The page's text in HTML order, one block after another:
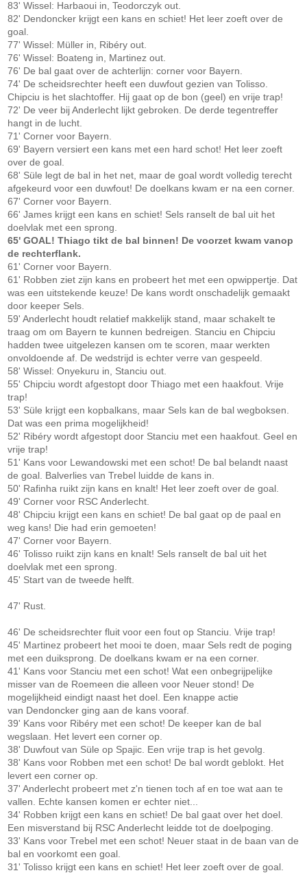
83' Wissel: Harbaoui in, Teodorczyk out.
82' Dendoncker krijgt een kans en schiet! Het leer zoeft over de
goal.
77' Wissel: Müller in, Ribéry out.
76' Wissel: Boateng in, Martinez out.
76' De bal gaat over de achterlijn: corner voor Bayern.
74' De scheidsrechter heeft een duwfout gezien van Tolisso.
Chipciu is het slachtoffer. Hij gaat op de bon (geel) en vrije trap!
72' De veer bij Anderlecht lijkt gebroken. De derde tegentreffer
hangt in de lucht.
71' Corner voor Bayern.
69' Bayern versiert een kans met een hard schot! Het leer zoeft
over de goal.
68' Süle legt de bal in het net, maar de goal wordt volledig terecht
afgekeurd voor een duwfout! De doelkans kwam er na een corner.
67' Corner voor Bayern.
66' James krijgt een kans en schiet! Sels ranselt de bal uit het
doelvlak met een sprong.
65' GOAL! Thiago tikt de bal binnen! De voorzet kwam vanop
de rechterflank.
61' Corner voor Bayern.
61' Robben ziet zijn kans en probeert het met een opwippertje. Dat
was een uitstekende keuze! De kans wordt onschadelijk gemaakt
door keeper Sels.
59' Anderlecht houdt relatief makkelijk stand, maar schakelt te
traag om om Bayern te kunnen bedreigen. Stanciu en Chipciu
hadden twee uitgelezen kansen om te scoren, maar werkten
onvoldoende af. De wedstrijd is echter verre van gespeeld.
58' Wissel: Onyekuru in, Stanciu out.
55' Chipciu wordt afgestopt door Thiago met een haakfout. Vrije
trap!
53' Süle krijgt een kopbalkans, maar Sels kan de bal wegboksen.
Dat was een prima mogelijkheid!
52' Ribéry wordt afgestopt door Stanciu met een haakfout. Geel en
vrije trap!
51' Kans voor Lewandowski met een schot! De bal belandt naast
de goal. Balverlies van Trebel luidde de kans in.
50' Rafinha ruikt zijn kans en knalt! Het leer zoeft over de goal.
49' Corner voor RSC Anderlecht.
48' Chipciu krijgt een kans en schiet! De bal gaat op de paal en
weg kans! Die had erin gemoeten!
47' Corner voor Bayern.
46' Tolisso ruikt zijn kans en knalt! Sels ranselt de bal uit het
doelvlak met een sprong.
45' Start van de tweede helft.
47' Rust.
46' De scheidsrechter fluit voor een fout op Stanciu. Vrije trap!
45' Martinez probeert het mooi te doen, maar Sels redt de poging
met een duiksprong. De doelkans kwam er na een corner.
41' Kans voor Stanciu met een schot! Wat een onbegrijpelijke
misser van de Roemeen die alleen voor Neuer stond! De
mogelijkheid eindigt naast het doel. Een knappe actie
van Dendoncker ging aan de kans vooraf.
39' Kans voor Ribéry met een schot! De keeper kan de bal
wegslaan. Het levert een corner op.
38' Duwfout van Süle op Spajic. Een vrije trap is het gevolg.
38' Kans voor Robben met een schot! De bal wordt geblokt. Het
levert een corner op.
37' Anderlecht probeert met z'n tienen toch af en toe wat aan te
vallen. Echte kansen komen er echter niet...
34' Robben krijgt een kans en schiet! De bal gaat over het doel.
Een misverstand bij RSC Anderlecht leidde tot de doelpoging.
33' Kans voor Trebel met een schot! Neuer staat in de baan van de
bal en voorkomt een goal.
31' Tolisso krijgt een kans en schiet! Het leer zoeft over de goal.